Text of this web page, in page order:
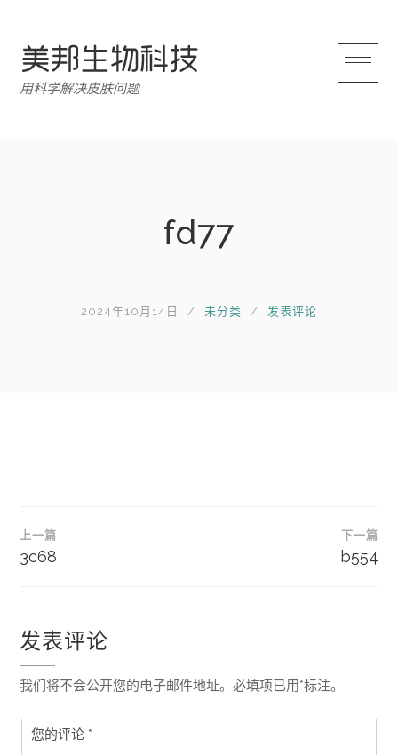
用科学解决皮肤问题
fd77
2024年10月14日 未分类 发表评论
文
章
航
上一篇
3c68
下一篇
b554
发表评论
我们将不会公开您的电子邮件地址。必填项已用*标注。